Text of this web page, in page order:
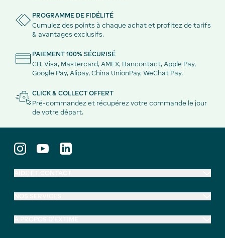
PROGRAMME DE FIDÉLITÉ
Cumulez des points à chaque achat et profitez de tarifs
& avantages exclusifs.
PAIEMENT 100% SÉCURISÉ
CB, Visa, Mastercard, AMEX, Bancontact, Apple Pay,
Google Pay, Alipay, China UnionPay, WeChat Pay.
CLICK & COLLECT OFFERT
Pré-commandez et récupérez votre commande le jour
de votre départ.